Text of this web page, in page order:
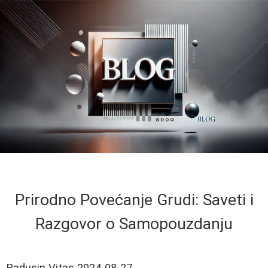
Prirodno Povećanje Grudi: Saveti i
Razgovor o Samopouzdanju